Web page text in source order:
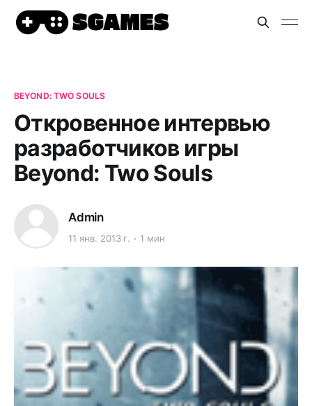
BEYOND: TWO SOULS
Откровенное интервью
разработчиков игры
Beyond: Two Souls
Admin
11 янв. 2013 г. 1 мин